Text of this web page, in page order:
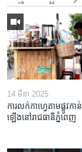
14 មីនា 2025
ការលក់​កាហ្វេ​តាម​ផ្លូវ​កា
ឡើង​នៅ​រាជធានី​ភ្នំពេញ